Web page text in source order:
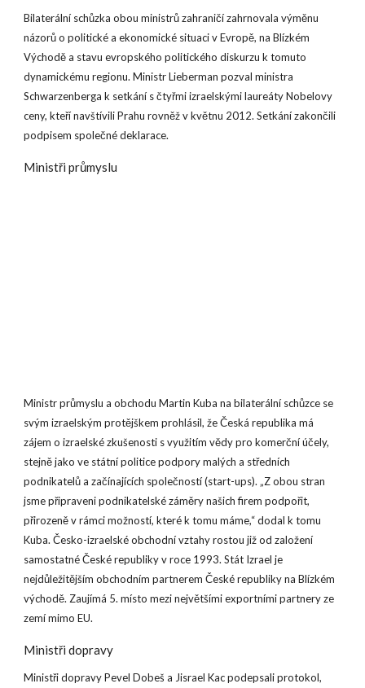
Bilaterální schůzka obou ministrů zahraničí zahrnovala výměnu
názorů o politické a ekonomické situaci v Evropě, na Blízkém
Východě a stavu evropského politického diskurzu k tomuto
dynamickému regionu. Ministr Lieberman pozval ministra
Schwarzenberga k setkání s čtyřmi izraelskými laureáty Nobelovy
ceny, kteří navštívili Prahu rovněž v květnu 2012. Setkání zakončili
podpisem společné deklarace.
Ministři průmyslu
Ministr průmyslu a obchodu Martin Kuba na bilaterální schůzce se
svým izraelským protějškem prohlásil, že Česká republika má
zájem o izraelské zkušenosti s využitím vědy pro komerční účely,
stejně jako ve státní politice podpory malých a středních
podnikatelů a začínajících společností (start-ups). „Z obou stran
jsme připraveni podnikatelské záměry našich firem podpořit,
přirozeně v rámci možností, které k tomu máme,“ dodal k tomu
Kuba. Česko-izraelské obchodní vztahy rostou již od založení
samostatné České republiky v roce 1993. Stát Izrael je
nejdůležitějším obchodním partnerem České republiky na Blízkém
východě. Zaujímá 5. místo mezi největšími exportními partnery ze
zemí mimo EU.
Ministři dopravy
Ministři dopravy Pevel Dobeš a Jisrael Kac podepsali protokol,